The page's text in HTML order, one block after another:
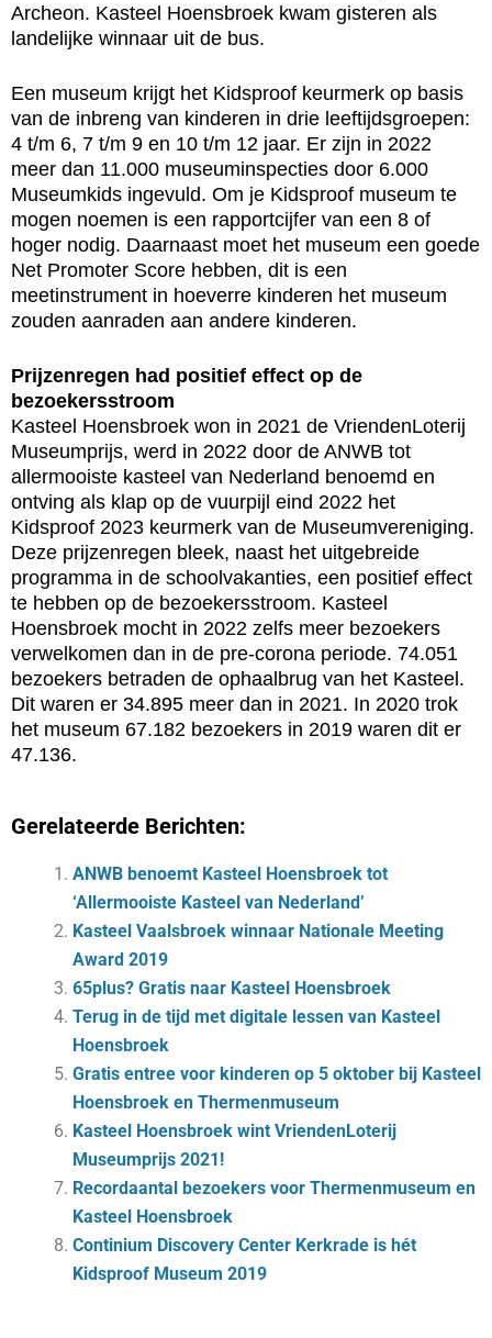
Archeon. Kasteel Hoensbroek kwam gisteren als
landelijke winnaar uit de bus.
Een museum krijgt het Kidsproof keurmerk op basis
van de inbreng van kinderen in drie leeftijdsgroepen:
4 t/m 6, 7 t/m 9 en 10 t/m 12 jaar. Er zijn in 2022
meer dan 11.000 museuminspecties door 6.000
Museumkids ingevuld. Om je Kidsproof museum te
mogen noemen is een rapportcijfer van een 8 of
hoger nodig. Daarnaast moet het museum een goede
Net Promoter Score hebben, dit is een
meetinstrument in hoeverre kinderen het museum
zouden aanraden aan andere kinderen.
Prijzenregen had positief effect op de
bezoekersstroom
Kasteel Hoensbroek won in 2021 de VriendenLoterij
Museumprijs, werd in 2022 door de ANWB tot
allermooiste kasteel van Nederland benoemd en
ontving als klap op de vuurpijl eind 2022 het
Kidsproof 2023 keurmerk van de Museumvereniging.
Deze prijzenregen bleek, naast het uitgebreide
programma in de schoolvakanties, een positief effect
te hebben op de bezoekersstroom. Kasteel
Hoensbroek mocht in 2022 zelfs meer bezoekers
verwelkomen dan in de pre-corona periode. 74.051
bezoekers betraden de ophaalbrug van het Kasteel.
Dit waren er 34.895 meer dan in 2021. In 2020 trok
het museum 67.182 bezoekers in 2019 waren dit er
47.136.
Gerelateerde Berichten:
ANWB benoemt Kasteel Hoensbroek tot
‘Allermooiste Kasteel van Nederland’
Kasteel Vaalsbroek winnaar Nationale Meeting
Award 2019
65plus? Gratis naar Kasteel Hoensbroek
Terug in de tijd met digitale lessen van Kasteel
Hoensbroek
Gratis entree voor kinderen op 5 oktober bij Kasteel
Hoensbroek en Thermenmuseum
Kasteel Hoensbroek wint VriendenLoterij
Museumprijs 2021!
Recordaantal bezoekers voor Thermenmuseum en
Kasteel Hoensbroek
Continium Discovery Center Kerkrade is hét
Kidsproof Museum 2019